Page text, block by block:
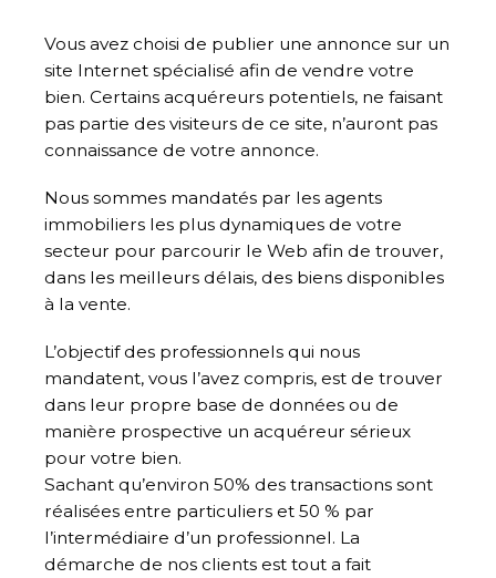
Vous avez choisi de publier une annonce sur un
site Internet spécialisé afin de vendre votre
bien. Certains acquéreurs potentiels, ne faisant
pas partie des visiteurs de ce site, n’auront pas
connaissance de votre annonce.
Nous sommes mandatés par les agents
immobiliers les plus dynamiques de votre
secteur pour parcourir le Web afin de trouver,
dans les meilleurs délais, des biens disponibles
à la vente.
L’objectif des professionnels qui nous
mandatent, vous l’avez compris, est de trouver
dans leur propre base de données ou de
manière prospective un acquéreur sérieux
pour votre bien.
Sachant qu’environ 50% des transactions sont
réalisées entre particuliers et 50 % par
l’intermédiaire d’un professionnel. La
démarche de nos clients est tout a fait